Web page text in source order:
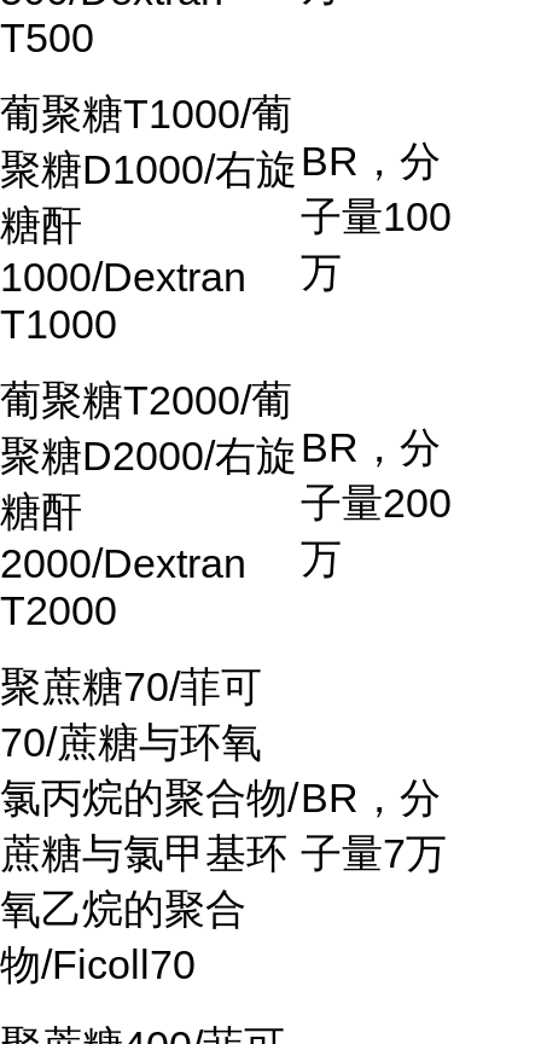
T500
葡聚糖T1000/葡
聚糖D1000/右旋
糖酐
1000/Dextran
T1000
BR ，分
子量100
万
葡聚糖T2000/葡
聚糖D2000/右旋
糖酐
2000/Dextran
T2000
BR ，分
子量200
万
聚蔗糖70/菲可
70/蔗糖与环氧
氯丙烷的聚合物/
蔗糖与氯甲基环
氧乙烷的聚合
物/Ficoll70
BR ，分
子量7万